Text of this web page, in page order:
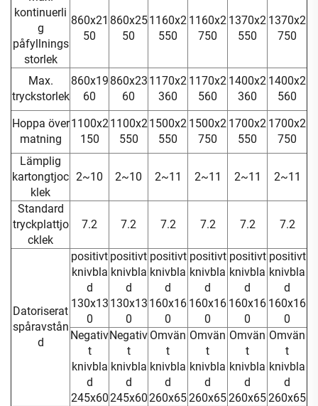
kontinuerli
g
påfyllnings
storlek
860x21
50
860x25
50
1160x2
550
1160x2
750
1370x2
550
1370x2
750
Max.
tryckstorlek
860x19
60
860x23
60
1170x2
360
1170x2
560
1400x2
360
1400x2
560
Hoppa över
matning
1100x2
150
1100x2
550
1500x2
550
1500x2
750
1700x2
550
1700x2
750
Lämplig
kartongtjoc
klek
2~10 2~10 2~11 2~11 2~11 2~11
Standard
tryckplattjo
cklek
7.2 7.2 7.2 7.2 7.2 7.2
Datoriserat
spåravstån
d
positivt
knivbla
d
130x13
0
positivt
knivbla
d
130x13
0
positivt
knivbla
d
160x16
0
positivt
knivbla
d
160x16
0
positivt
knivbla
d
160x16
0
positivt
knivbla
d
160x16
0
Negativ
t
knivbla
d
245x60
Negativ
t
knivbla
d
245x60
Omvän
t
knivbla
d
260x65
Omvän
t
knivbla
d
260x65
Omvän
t
knivbla
d
260x65
Omvän
t
knivbla
d
260x65